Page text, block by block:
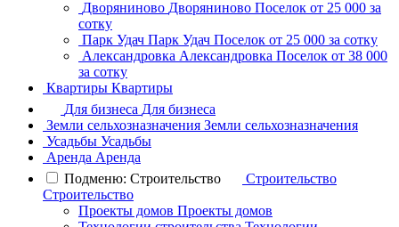
Дворяниново Дворяниново Поселок от 25 000 за
сотку
Парк Удач Парк Удач Поселок от 25 000 за сотку
Александровка Александровка Поселок от 38 000
за сотку
Квартиры Квартиры
Для бизнеса Для бизнеса
Земли сельхозназначения Земли сельхозназначения
Усадьбы Усадьбы
Аренда Аренда
Подменю: Строительство
Строительство
Строительство
Проекты домов Проекты домов